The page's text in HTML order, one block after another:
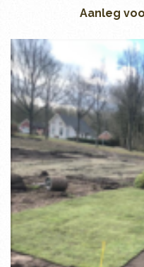
Aanleg